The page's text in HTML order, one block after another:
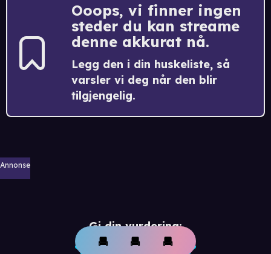
Ooops, vi finner ingen
steder du kan streame
denne akkurat nå.
Legg den i din huskeliste, så
varsler vi deg når den blir
tilgjengelig.
Annonse
Gi din vurdering: